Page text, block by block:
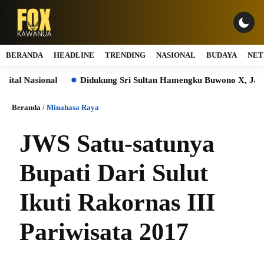
BERANDA HEADLINE TRENDING NASIONAL BUDAYA
Didukung Sri Sultan Hamengku Buwono X, Jasa
Beranda / Minahasa Raya
JWS Satu-satunya
Bupati Dari Sulut
Ikuti Rakornas III
Pariwisata 2017